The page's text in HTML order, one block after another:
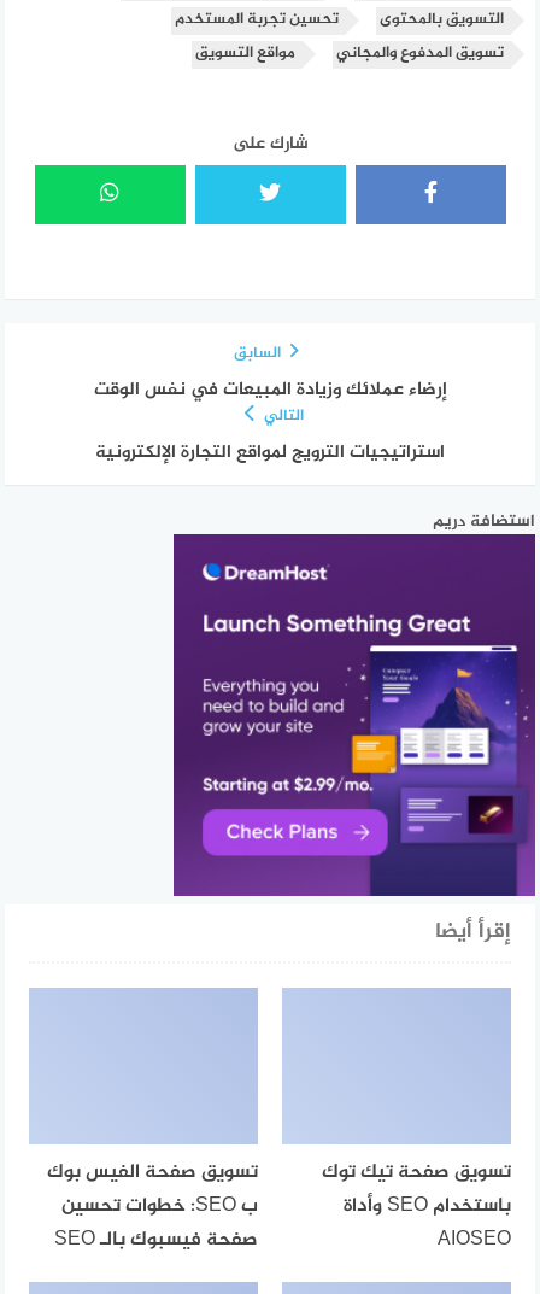
التسويق بالمحتوى
تحسين تجربة المستخدم
تسويق المدفوع والمجاني
مواقع التسويق
شارك على
السابق
إرضاء عملائك وزيادة المبيعات في نفس الوقت
التالي
استراتيجيات الترويج لمواقع التجارة الإلكترونية
استضافة دريم
إقرأ أيضا
تسويق صفحة تيك توك
باستخدام SEO وأداة
AIOSEO
تسويق صفحة الفيس بوك
ب SEO: خطوات تحسين
صفحة فيسبوك بالـ SEO